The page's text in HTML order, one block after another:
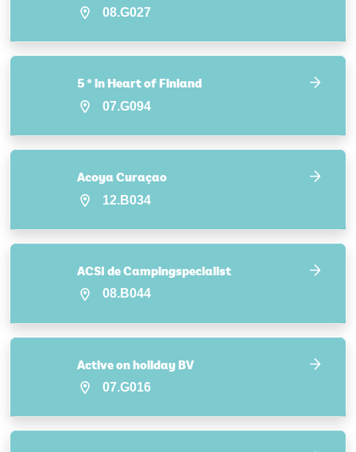
08.G027
5 * in Heart of Finland
07.G094
Acoya Curaçao
12.B034
ACSI de Campingspecialist
08.B044
Active on holiday BV
07.G016